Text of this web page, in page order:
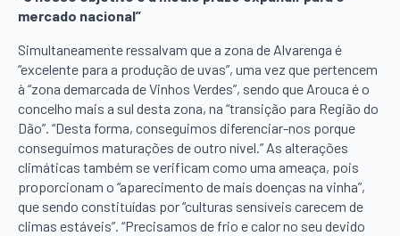
mercado nacional”
Simultaneamente ressalvam que a zona de Alvarenga é
“excelente para a produção de uvas”, uma vez que pertencem
à “zona demarcada de Vinhos Verdes”, sendo que Arouca é o
concelho mais a sul desta zona, na “transição para Região do
Dão”. “Desta forma, conseguimos diferenciar-nos porque
conseguimos maturações de outro nível.” As alterações
climáticas também se verificam como uma ameaça, pois
proporcionam o “aparecimento de mais doenças na vinha”,
que sendo constituídas por “culturas sensíveis carecem de
climas estáveis”. “Precisamos de frio e calor no seu devido